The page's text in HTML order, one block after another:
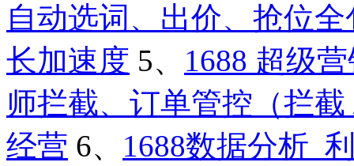
自动选词、出价、抢位
长加速度 5、 1688 超级
师拦截、订单管控（拦
经营 6、 1688数据分析_